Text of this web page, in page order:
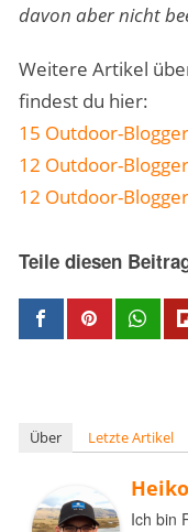
davon aber nicht
Weitere Artikel
findest du hier:
15 Outdoor-
12 Outdoor-
12 Outdoor-
Teile diesen
Über Letzte Artikel
Ich bin